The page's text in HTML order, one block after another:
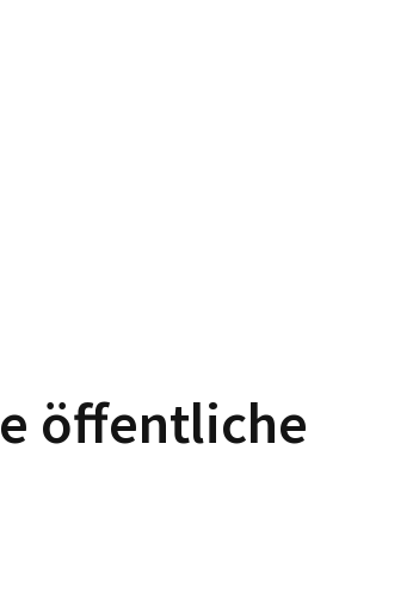
öffentliche